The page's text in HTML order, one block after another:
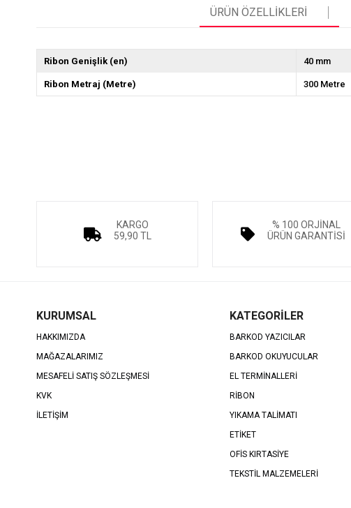
ÜRÜN ÖZELLIKLERI
Ribon Genişlik (en) 40 mm
Ribon Metraj (Metre) 300 Metre
KARGO
59,90 TL
% 100 ORJİNAL
ÜRÜN GARANTİSİ
KURUMSAL
HAKKIMIZDA
MAĞAZALARIMIZ
MESAFELİ SATIŞ SÖZLEŞMESİ
KVK
İLETİŞİM
KATEGORİLER
BARKOD YAZICILAR
BARKOD OKUYUCULAR
EL TERMİNALLERİ
RİBON
YIKAMA TALİMATI
ETİKET
OFİS KIRTASİYE
TEKSTİL MALZEMELERİ